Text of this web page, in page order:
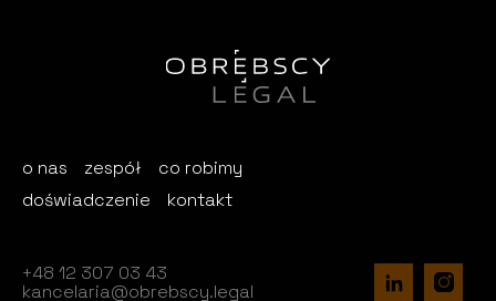
o nas zespół
co robimy
doświadczenie
kontakt
+48 12 307 03 43
kancelaria@obrebscy.legal